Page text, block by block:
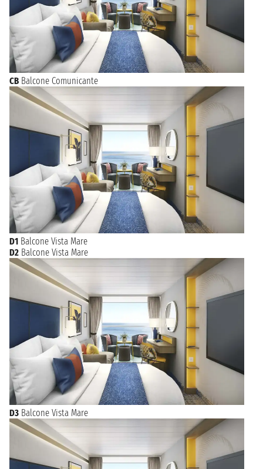
CB Balcone Comunicante
D1 Balcone Vista Mare
D2 Balcone Vista Mare
D3 Balcone Vista Mare